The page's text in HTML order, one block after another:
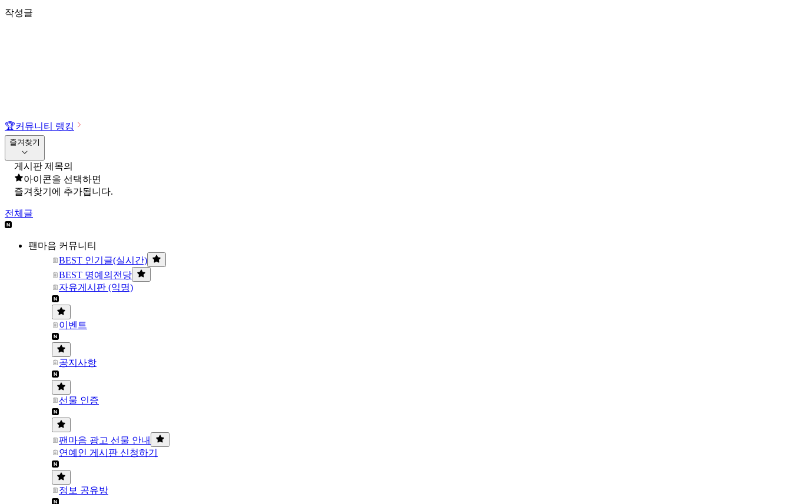
작성글
🏆커뮤니티 랭킹
즐겨찾기
게시판 제목의
아이콘을 선택하면
즐겨찾기에 추가됩니다.
전체글
팬마음 커뮤니티
BEST 인기글(실시간)
BEST 명예의전당
자유게시판 (익명)
이벤트
공지사항
선물 인증
팬마음 광고 선물 안내
연예인 게시판 신청하기
정보 공유방